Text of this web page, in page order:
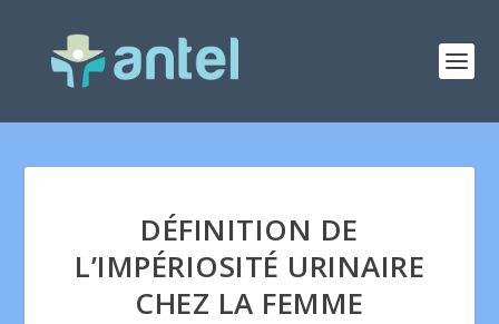
DÉFINITION DE
L’IMPÉRIOSITÉ URINAIRE
CHEZ LA FEMME